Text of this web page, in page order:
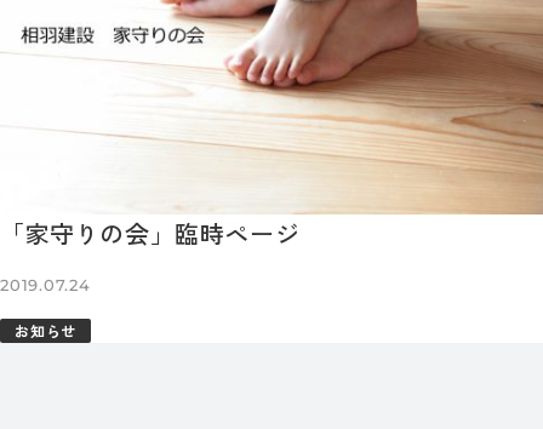
「家守りの会」臨時ページ
2019.07.24
お知らせ